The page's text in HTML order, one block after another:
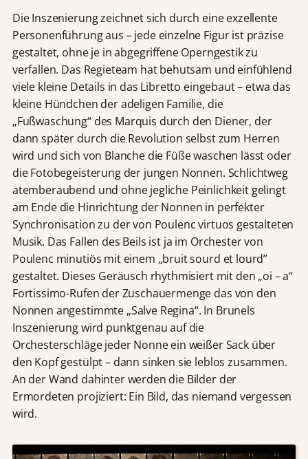
Die Inszenierung zeichnet sich durch eine exzellente
Personenführung aus – jede einzelne Figur ist präzise
gestaltet, ohne je in abgegriffene Operngestik zu
verfallen. Das Regieteam hat behutsam und einfühlend
viele kleine Details in das Libretto eingebaut – etwa das
kleine Hündchen der adeligen Familie, die
„Fußwaschung“ des Marquis durch den Diener, der
dann später durch die Revolution selbst zum Herren
wird und sich von Blanche die Füße waschen lässt oder
die Fotobegeisterung der jungen Nonnen. Schlichtweg
atemberaubend und ohne jegliche Peinlichkeit gelingt
am Ende die Hinrichtung der Nonnen in perfekter
Synchronisation zu der von Poulenc virtuos gestalteten
Musik. Das Fallen des Beils ist ja im Orchester von
Poulenc minutiös mit einem „bruit sourd et lourd”
gestaltet. Dieses Geräusch rhythmisiert mit den „oi – a“
Fortissimo-Rufen der Zuschauermenge das von den
Nonnen angestimmte „Salve Regina“. In Brunels
Inszenierung wird punktgenau auf die
Orchesterschläge jeder Nonne ein weißer Sack über
den Kopf gestülpt – dann sinken sie leblos zusammen.
An der Wand dahinter werden die Bilder der
Ermordeten projiziert: Ein Bild, das niemand vergessen
wird.